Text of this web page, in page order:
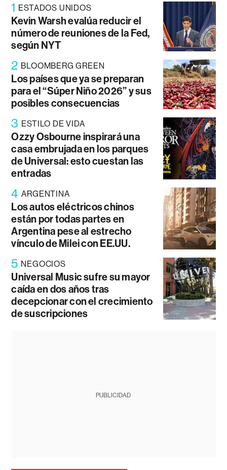
1 ESTADOS UNIDOS
Kevin Warsh evalúa reducir el
número de reuniones de la Fed,
según NYT
2 BLOOMBERG GREEN
Los países que ya se preparan
para el “Súper Niño 2026” y sus
posibles consecuencias
3 ESTILO DE VIDA
Ozzy Osbourne inspirará una
casa embrujada en los parques
de Universal: esto cuestan las
entradas
4 ARGENTINA
Los autos eléctricos chinos
están por todas partes en
Argentina pese al estrecho
vínculo de Milei con EE.UU.
5 NEGOCIOS
Universal Music sufre su mayor
caída en dos años tras
decepcionar con el crecimiento
de suscripciones
PUBLICIDAD